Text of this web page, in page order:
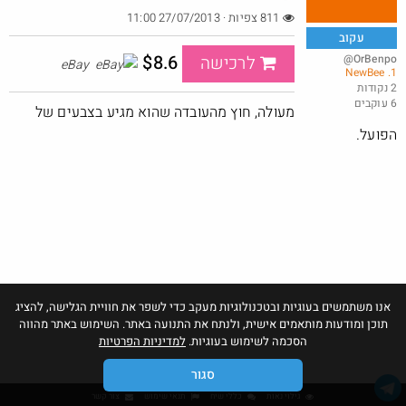
סט 6 מנורות נטענות
$30.0
0· 0· 10
אנו משתמשים בעוגיות ובטכנולוגיות מעקב כדי לשפר את חוויית הגלישה, להציג
תוכן ומודעות מותאמים אישית, ולנתח את התנועה באתר. השימוש באתר מהווה
הסכמה לשימוש בעוגיות. למדיניות הפרטיות
סגור
עקוב
@OrBenpo
1. NewBee
2 נקודות
6 עוקבים
לרכישה $8.6
eBay
מעולה, חוץ מהעובדה שהוא מגיע בצבעים של
הפועל.